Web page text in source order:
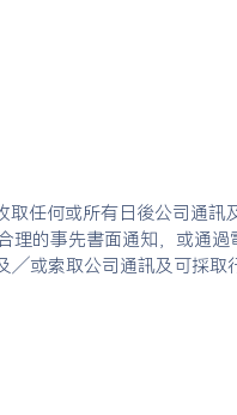
任何或所有日後公司通訊
理的事先書面通知，或通
╱或索取公司通訊及可採